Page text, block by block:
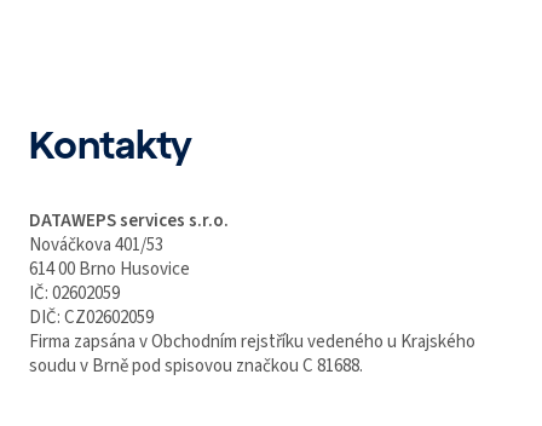
Kontakty
DATAWEPS services s.r.o.
Nováčkova 401/53
614 00 Brno Husovice
IČ: 02602059
DIČ: CZ02602059
Firma zapsána v Obchodním rejstříku vedeného u Krajského
soudu v Brně pod spisovou značkou C 81688.